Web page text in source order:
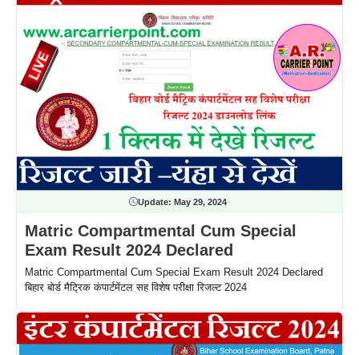
Update: May 29, 2024
Matric Compartmental Cum Special
Exam Result 2024 Declared
Matric Compartmental Cum Special Exam Result 2024 Declared
बिहार बोर्ड मैट्रिक कंपार्टमेंटल सह विशेष परीक्षा रिजल्ट 2024